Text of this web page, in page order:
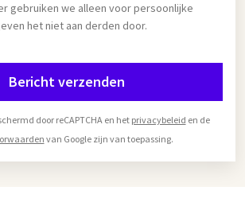
gebruiken we alleen voor persoonlijke
het niet aan derden door.
Bericht verzenden
door reCAPTCHA en het privacybeleid en de
van Google zijn van toepassing.